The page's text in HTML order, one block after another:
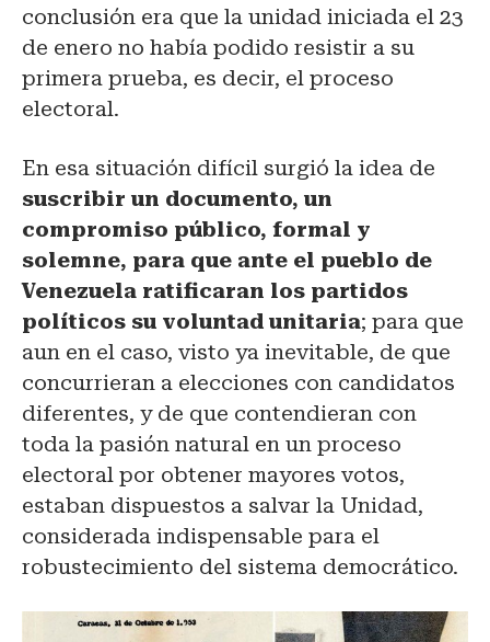
conclusión era que la unidad iniciada el 23
de enero no había podido resistir a su
primera prueba, es decir, el proceso
electoral.
En esa situación difícil surgió la idea de
suscribir un documento, un
compromiso público, formal y
solemne, para que ante el pueblo de
Venezuela ratificaran los partidos
políticos su voluntad unitaria; para que
aun en el caso, visto ya inevitable, de que
concurrieran a elecciones con candidatos
diferentes, y de que contendieran con
toda la pasión natural en un proceso
electoral por obtener mayores votos,
estaban dispuestos a salvar la Unidad,
considerada indispensable para el
robustecimiento del sistema democrático.